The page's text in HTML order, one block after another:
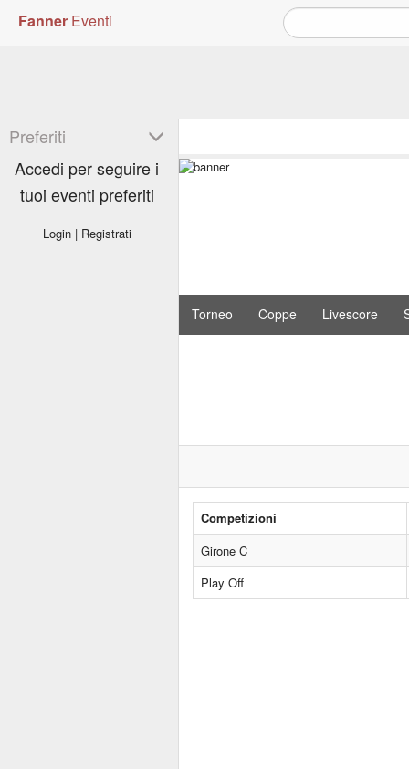
Fanner Eventi
Torneo Coppe Livescore
Competizioni
Girone C
Play Off
Preferiti
Accedi per seguire i
tuoi eventi preferiti
Login| Registrati